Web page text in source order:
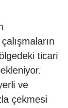
ticari
ve
çekmesi